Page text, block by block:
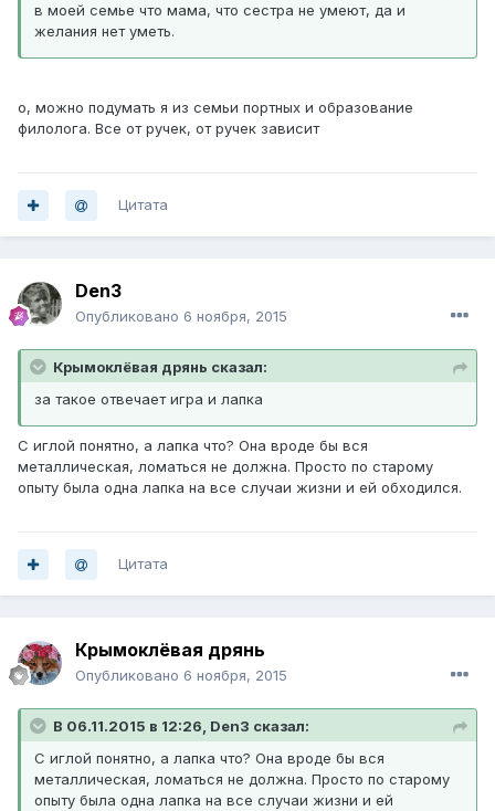
в моей семье что мама, что сестра не умеют, да и
желания нет уметь.
о, можно подумать я из семьи портных и образование
филолога. Все от ручек, от ручек зависит
Цитата
Den3
Опубликовано 6 ноября, 2015
Крымоклёвая дрянь сказал:
за такое отвечает игра и лапка
С иглой понятно, а лапка что? Она вроде бы вся
металлическая, ломаться не должна. Просто по старому
опыту была одна лапка на все случаи жизни и ей обходился.
Цитата
Крымоклёвая дрянь
Опубликовано 6 ноября, 2015
В 06.11.2015 в 12:26, Den3 сказал:
С иглой понятно, а лапка что? Она вроде бы вся
металлическая, ломаться не должна. Просто по старому
опыту была одна лапка на все случаи жизни и ей